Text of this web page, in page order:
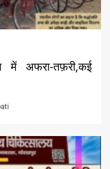
में अफरा-तफ़री,कई